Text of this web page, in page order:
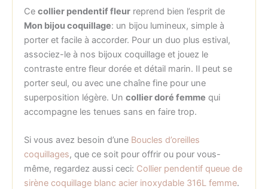
Ce collier pendentif fleurreprend bien l’esprit de
Mon bijou coquillage: un bijou lumineux, simple à
porter et facile à accorder. Pour un duo plus estival,
associez-le à nos bijoux coquillage et jouez le
contraste entre fleur dorée et détail marin. Il peut se
porter seul, ou avec une chaîne fine pour une
superposition légère. Un collier doré femme qui
accompagne les tenues sans en faire trop.
Si vous avez besoin d’une Boucles d’oreilles
coquillages, que ce soit pour offrir ou pour vous-
même, regardez aussi ceci: Collier pendentif queue de
sirène coquillage blanc acier inoxydable 316L femme.